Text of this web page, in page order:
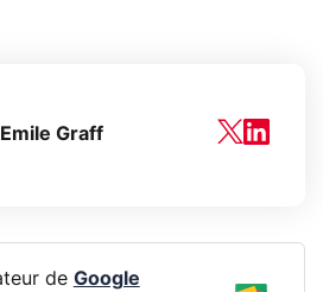
Graff
de Google